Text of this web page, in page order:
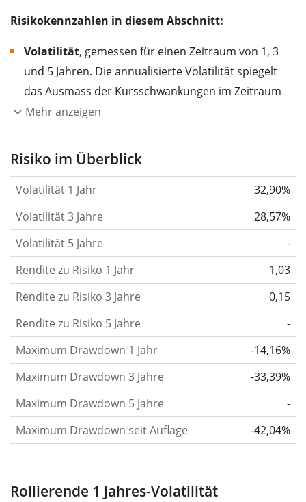
Risikokennzahlen in diesem Abschnitt:
Volatilität, gemessen für einen Zeitraum von 1, 3
und 5 Jahren. Die annualisierte Volatilität spiegelt
das Ausmass der Kursschwankungen im Zeitraum
eines Jahres wider.
Aktie, des ETF, usw.) in der Vergangenheit
gelten im Allgemeinen als risikoreicher. Wir
berechnen die Volatilität auf Basis der Daten der
letzten 1, 3 und 5 Jahre, damit du sehen kannst, ob
die Kursschwankungen im Laufe der Zeit stärker
oder schwächer wurden. Weitere Informationen
findest du in unserem Artikel:
Risikomass.
Rendite pro Risikofür Zeiträume von 1, 3 und 5
Jahren. Diese Kennzahl ist definiert als die
annualisierte (d. h. auf einen Einjahreszeitraum
umgerechnete) historische Rendite geteilt durch die
historische annualisierte Volatilität.Rendite pro
Risiko setzt die historische Rendite eines
das Ausmass der Kursschwankungen, die man in
Mehr anzeigen
Risiko im Überblick
Volatilität 1 Jahr
32,90%
Volatilität 3 Jahre
28,57%
Volatilität 5 Jahre
-
Rendite zu Risiko 1 Jahr
1,03
Rendite zu Risiko 3 Jahre
0,15
Rendite zu Risiko 5 Jahre
-
Maximum Drawdown 1 Jahr
-14,16%
Maximum Drawdown 3 Jahre
-33,39%
Maximum Drawdown 5 Jahre
-
Maximum Drawdown seit Auflage
-42,04%
Rollierende 1 Jahres-Volatilität